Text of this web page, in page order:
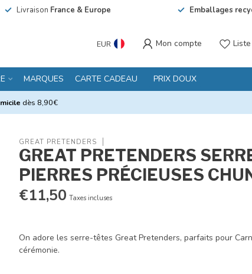
Livraison France & Europe Emballages
EUR Mon compte
MARQUES CARTE CADEAU PRIX DOUX
dès 8,90€
GREAT PRETENDERS
GREAT PRETENDERS
PIERRES PRÉCIEUSES
€11,50 Taxes incluses
On adore les serre-têtes Great Pretenders, parfaits pour
cérémonie.